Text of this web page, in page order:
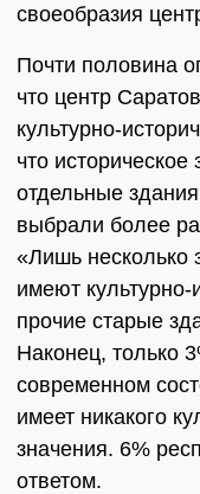
своеобразия
Почти половина
что центр
культурно-
что
отдельные
выбрали более
«Лишь несколько
имеют культурно-
прочие старые
Наконец, только
современном
имеет никакого
значения. 6%
ответом.